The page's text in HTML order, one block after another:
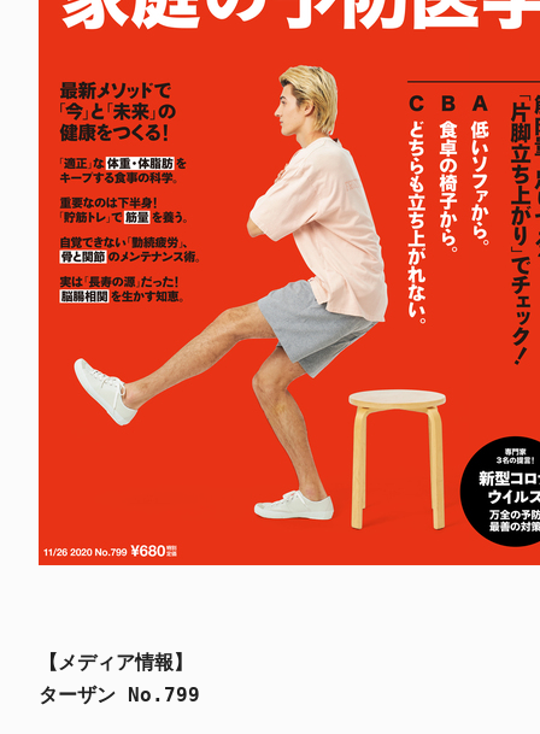
【メディア情報】
ターザン No.799